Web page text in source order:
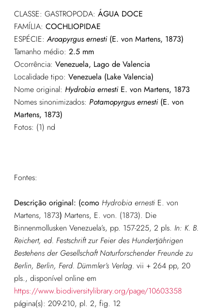
CLASSE: GASTROPODA: ÁGUA DOCE
FAMÍLIA: COCHLIOPIDAE
ESPÉCIE:Aroapyrgus ernesti(E. von Martens, 1873)
Tamanho médio: 2.5 mm
Ocorrência: Venezuela, Lago de Valencia
Localidade tipo: Venezuela (Lake Valencia)
Nome original: Hydrobia ernestiE. von Martens, 1873
Nomes sinonimizados: Potamopyrgus ernesti(E. von
Martens, 1873)
Fotos: (1) nd
Fontes:
Descrição original: (como Hydrobia ernestiE. von
Martens, 1873) Martens, E. von. (1873). Die
Binnenmollusken Venezuela’s, pp. 157-225, 2 pls. In: K. B.
Reichert, ed. Festschrift zur Feier des Hundertjährigen
Bestehens der Gesellschaft Naturforschender Freunde zu
Berlin, Berlin, Ferd. Dümmler’s Verlag. vii + 264 pp, 20
pls., disponível online em
https://www.biodiversitylibrary.org/page/10603358
página(s): 209-210, pl. 2, fig. 12